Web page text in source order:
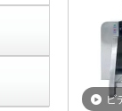
ビ